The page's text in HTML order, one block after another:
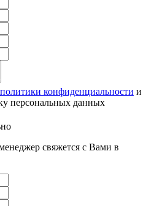
политики конфиденциальности и
персональных данных
свяжется с Вами в